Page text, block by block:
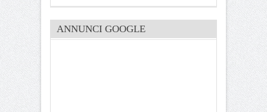
ANNUNCI GOOGLE